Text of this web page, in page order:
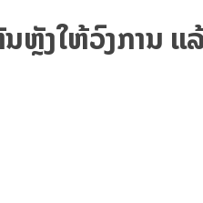
ຫຼັງໃຫ້ວົງການ